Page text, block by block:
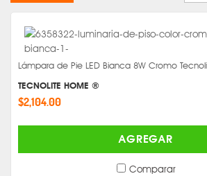
Lámpara de Pie LED Bianca 8W Cromo
TECNOLITE HOME ®
$2,104.00
AGREGAR
Comparar